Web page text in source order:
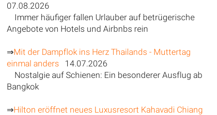
07.08.2026
Immer häufiger fallen Urlauber auf betrügerische
Angebote von Hotels und Airbnbs rein
⇒Mit der Dampflok ins Herz Thailands - Muttertag
einmal anders 14.07.2026
Nostalgie auf Schienen: Ein besonderer Ausflug ab
Bangkok
⇒Hilton eröffnet neues Luxusresort Kahavadi Chiang